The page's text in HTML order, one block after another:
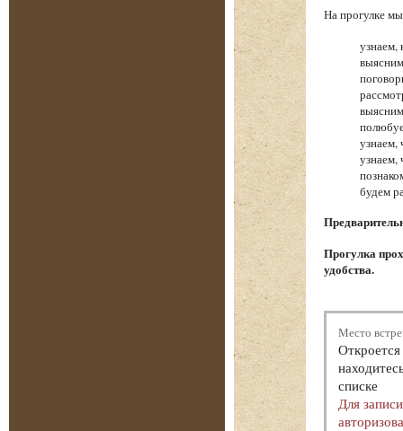
На прогулке
узнаем,
узнаем,
будем
Прогулка
удобства.
Место
списке
Для